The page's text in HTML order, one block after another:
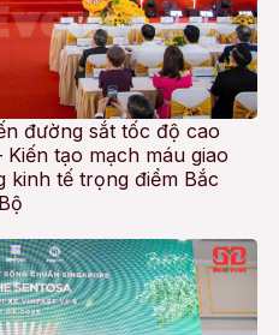
đường sắt tốc độ cao
tạo mạch máu giao
kinh tế trọng điểm Bắc
Bộ